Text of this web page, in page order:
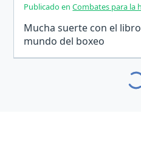
Publicado enCombates para la
Mucha suerte con el
mundo del boxeo